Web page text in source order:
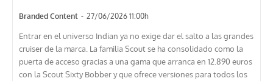
Branded Content - 27/06/2026 11:00h
Entrar en el universo Indian ya no exige dar el salto a las grandes
cruiser de la marca. La familia Scout se ha consolidado como la
puerta de acceso gracias a una gama que arranca en 12.890 euros
con la Scout Sixty Bobber y que ofrece versiones para todos los